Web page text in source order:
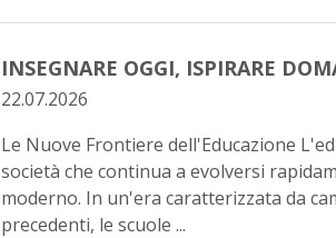
INSEGNARE OGGI, ISPIRARE
22.07.2026
Le Nuove Frontiere dell'Educazione
società che continua a evolversi
moderno. In un'era caratterizzata da
precedenti, le scuole ...